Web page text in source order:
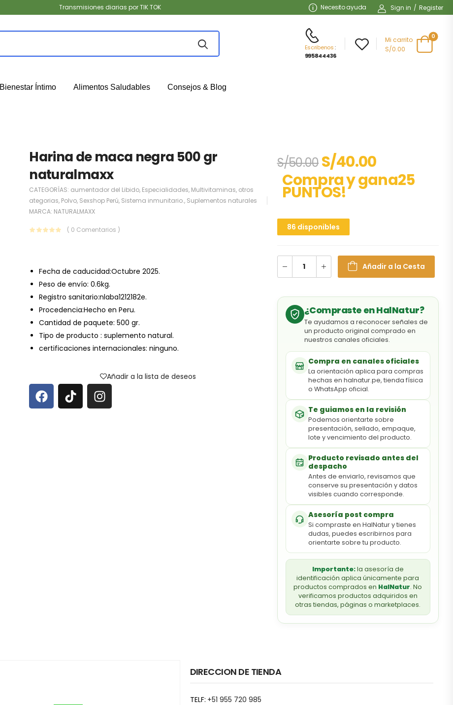
Transmisiones diarias por TIK TOK Necesito ayuda Sign in / Register
Escribenos:
995844436
Mi carrito
S/0.00
0
Bienestar Íntimo Alimentos Saludables Consejos & Blog
Harina de maca negra 500 gr
naturalmaxx
CATEGORÍAS: aumentador del Libido, Especialidades, Multivitaminas, otros
ategorias, Polvo, Sexshop Perú, Sistema inmunitario., Suplementos naturales
MARCA: NATURALMAXX
( 0 Comentarios )
Fecha de caducidad:Octubre 2025.
Peso de envío: 0.6kg.
Registro sanitario:nlaba1212182e.
Procedencia:Hecho en Peru.
Cantidad de paquete: 500 gr.
Tipo de producto : suplemento natural.
certificaciones internacionales: ninguno.
Añadir a la lista de deseos
S/50.00 S/40.00
Compra y gana25
PUNTOS!
86 disponibles
Añadir a la Cesta
¿Compraste en HalNatur?
Te ayudamos a reconocer señales de
un producto original comprado en
nuestros canales oficiales.
Compra en canales oficiales
La orientación aplica para compras
hechas en halnatur.pe, tienda física
o WhatsApp oficial.
Te guiamos en la revisión
Podemos orientarte sobre
presentación, sellado, empaque,
lote y vencimiento del producto.
Producto revisado antes del
despacho
Antes de enviarlo, revisamos que
conserve su presentación y datos
visibles cuando corresponde.
Asesoría post compra
Si compraste en HalNatur y tienes
dudas, puedes escribirnos para
orientarte sobre tu producto.
Importante:la asesoría de
identificación aplica únicamente para
productos comprados en HalNatur. No
verificamos productos adquiridos en
otras tiendas, páginas o marketplaces.
DIRECCION DE TIENDA
TELF: +51 955 720 985